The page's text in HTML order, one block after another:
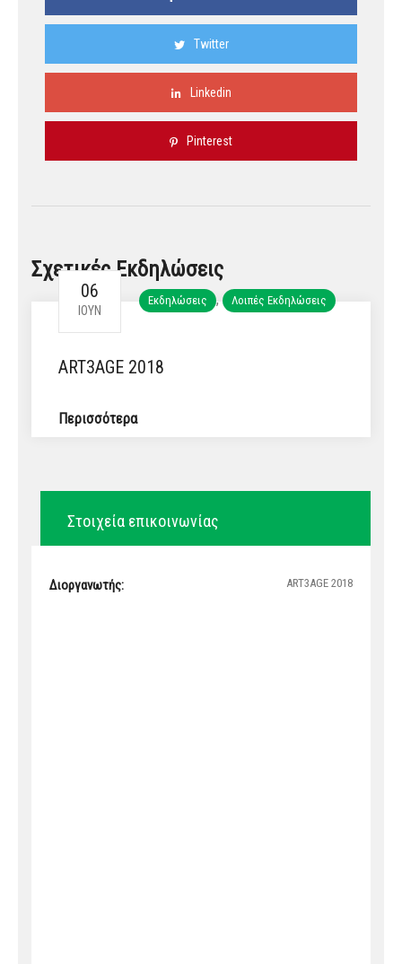
Twitter
Linkedin
Pinterest
Σχετικές Εκδηλώσεις
06
ΙΟΎΝ
Εκδηλώσεις , Λοιπές Εκδηλώσεις
ART3AGE 2018
Περισσότερα
Στοιχεία επικοινωνίας
Διοργανωτής: ART3AGE 2018